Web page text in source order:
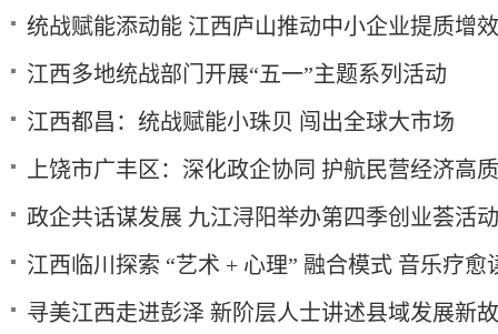
统战赋能添动能 江西庐山推动中小企业提质增效
江西多地统战部门开展“五一”主题系列活动
江西都昌：统战赋能小珠贝 闯出全球大市场
上饶市广丰区：深化政企协同 护航民营经济高
政企共话谋发展 九江浔阳举办第四季创业荟活动
江西临川探索 “艺术 + 心理” 融合模式 音乐疗愈
寻美江西走进彭泽 新阶层人士讲述县域发展新